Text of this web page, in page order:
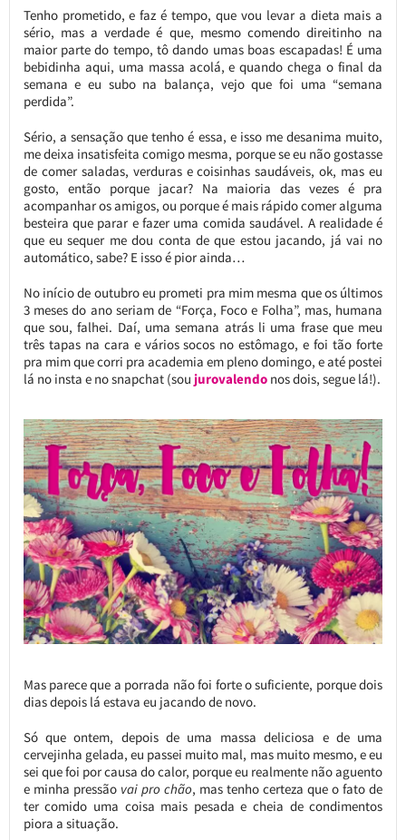
Tenho prometido, e faz é tempo, que vou levar a dieta mais a
sério, mas a verdade é que, mesmo comendo direitinho na
maior parte do tempo, tô dando umas boas escapadas! É uma
bebidinha aqui, uma massa acolá, e quando chega o final da
semana e eu subo na balança, vejo que foi uma “semana
perdida”.
Sério, a sensação que tenho é essa, e isso me desanima muito,
me deixa insatisfeita comigo mesma, porque se eu não gostasse
de comer saladas, verduras e coisinhas saudáveis, ok, mas eu
gosto, então porque jacar? Na maioria das vezes é pra
acompanhar os amigos, ou porque é mais rápido comer alguma
besteira que parar e fazer uma comida saudável. A realidade é
que eu sequer me dou conta de que estou jacando, já vai no
automático, sabe? E isso é pior ainda…
No início de outubro eu prometi pra mim mesma que os últimos
3 meses do ano seriam de “Força, Foco e Folha”, mas, humana
que sou, falhei. Daí, uma semana atrás li uma frase que meu
três tapas na cara e vários socos no estômago, e foi tão forte
pra mim que corri pra academia em pleno domingo, e até postei
lá no insta e no snapchat (sou jurovalendonos dois, segue lá!).
Mas parece que a porrada não foi forte o suficiente, porque dois
dias depois lá estava eu jacando de novo.
Só que ontem, depois de uma massa deliciosa e de uma
cervejinha gelada, eu passei muito mal, mas muito mesmo, e eu
sei que foi por causa do calor, porque eu realmente não aguento
e minha pressão vai pro chão, mas tenho certeza que o fato de
ter comido uma coisa mais pesada e cheia de condimentos
piora a situação.